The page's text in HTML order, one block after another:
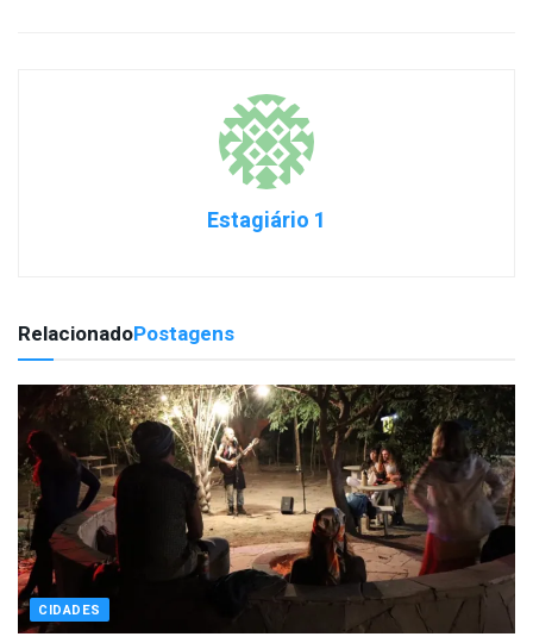
Estagiário 1
RelacionadoPostagens
CIDADES